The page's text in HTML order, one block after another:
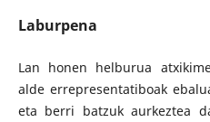
Laburpena
Lan honen helburua
alde errepresentatiboak
eta berri batzuk aurkeztea